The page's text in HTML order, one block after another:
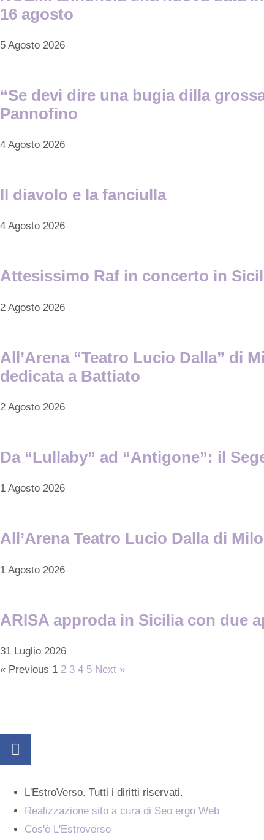
16 agosto
5 Agosto 2026
“Se devi dire una bugia dilla
Pannofino
4 Agosto 2026
Il diavolo e la fanciulla
4 Agosto 2026
Attesissimo Raf in concerto in
2 Agosto 2026
All’Arena “Teatro Lucio Dalla” di
dedicata a Battiato
2 Agosto 2026
Da “Lullaby” ad “Antigone”: il
1 Agosto 2026
All’Arena Teatro Lucio Dalla di
1 Agosto 2026
ARISA approda in Sicilia con due
31 Luglio 2026
« Previous 1 2 3 4 5 Next »
L'EstroVerso. Tutti i diritti riservati.
Realizzazione sito a cura di Seo ergo Web
Cos'è L'Estroverso